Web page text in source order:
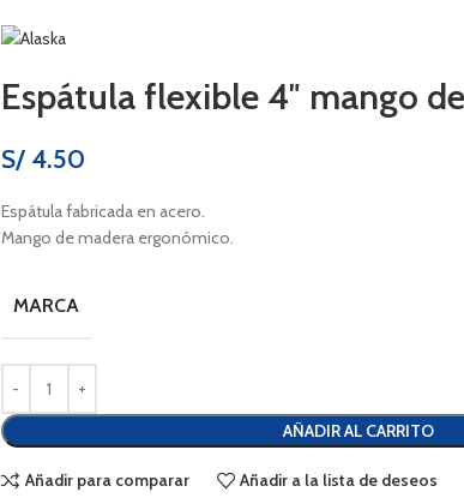
Espátula flexible 4″ mango
S/4.50
Espátula fabricada en acero.
Mango de madera ergonómico.
MARCA
AÑADIR AL CARRITO
Añadir para comparar Añadir a la lista de deseos